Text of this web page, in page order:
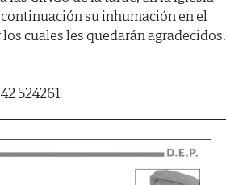
su inhumación en el
cuales les quedarán agradecidos.
524261